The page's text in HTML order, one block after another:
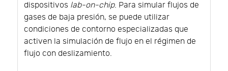
dispositivos lab-on-chip. Para simular flujos de
gases de baja presión, se puede utilizar
condiciones de contorno especializadas que
activen la simulación de flujo en el régimen de
flujo con deslizamiento.